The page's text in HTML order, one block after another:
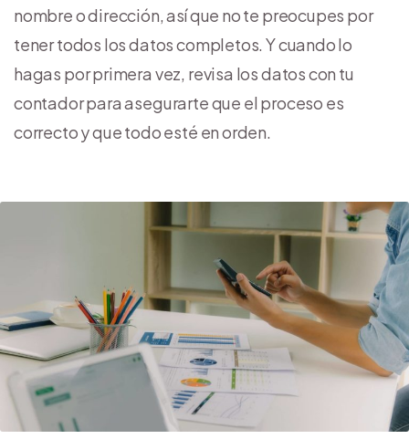
nombre o dirección, así que no te preocupes por
tener todos los datos completos. Y cuando lo
hagas por primera vez, revisa los datos con tu
contador para asegurarte que el proceso es
correcto y que todo esté en orden.